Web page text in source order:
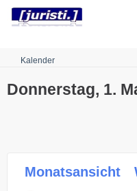
Robots.txt
Kalender
Donnerstag, 1.
Monatsansicht